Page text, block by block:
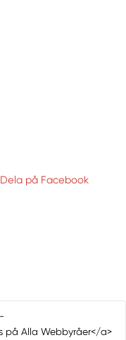
Dela på Facebook